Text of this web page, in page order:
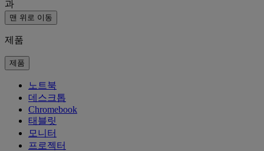
과
맨 위로 이동
제품
제품
노트북
데스크톱
Chromebook
태블릿
모니터
프로젝터